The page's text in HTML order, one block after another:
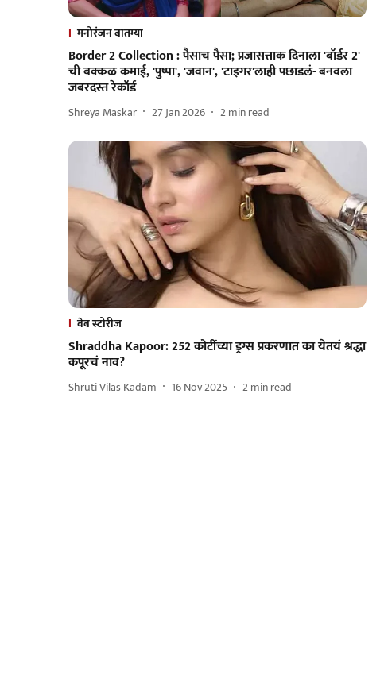
मनोरंजन बातम्या
Border 2 Collection : पैसाच पैसा; प्रजासत्ताक दिनाला 'बॉर्डर 2'
ची बक्कळ कमाई, 'पुष्पा', 'जवान', 'टाइगर'लाही पछाडलं- बनवला
जबरदस्त रेकॉर्ड
Shreya Maskar 27 Jan 2026 2min read
वेब स्टोरीज
Shraddha Kapoor: 252 कोटींच्या ड्रग्स प्रकरणात का येतयं श्रद्धा
कपूरचं नाव?
Shruti Vilas Kadam 16 Nov 2025 2min read